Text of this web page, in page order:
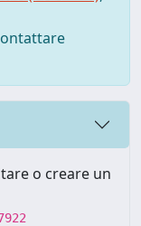
o creare un